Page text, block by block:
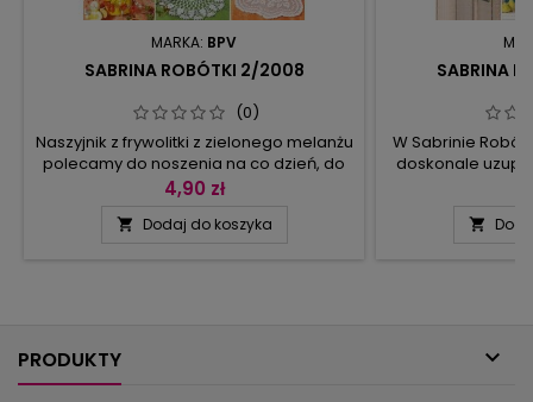
MARKA: BPV
SABRINA ROBÓTKI 2/2008
(0)
Naszyjnik z frywolitki z zielonego melanżu
polecamy do noszenia na co dzień, do
upiększenia domu przydadzą się
filetowa), bieżniki, bukiet kwiatów,
4,90 zł
 Dodaj do koszyka
SABRINA
W Sabrinie
doskonale
tym numerze

PRODUKTY 